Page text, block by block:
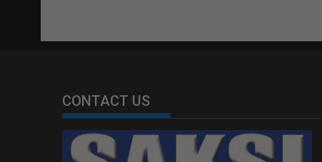
CONTACT US